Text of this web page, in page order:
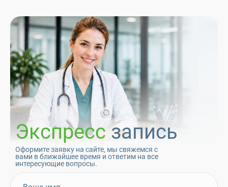
Экспрессзапись
Оформите заявку на сайте, мы свяжемся с
вами в ближайшее время и ответим на все
интересующие вопросы.